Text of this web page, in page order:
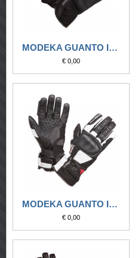
MODEKA GUANTO IMPERMEABILE SONORA DRY NERO
€ 0,00
MODEKA GUANTO IMPERMEABILE TACOMA NERO-BIANCO
€ 0,00